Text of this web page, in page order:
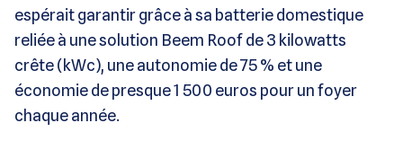
espérait garantir grâce à sa batterie domestique
reliée à une solution Beem Roof de 3 kilowatts
crête (kWc), une autonomie de 75 % et une
économie de presque 1 500 euros pour un foyer
chaque année.